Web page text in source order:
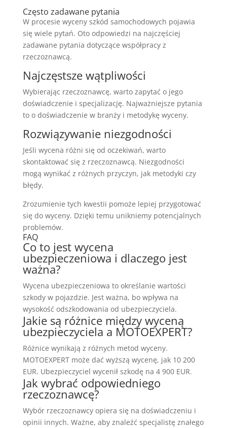
Często zadawane pytania
W procesie wyceny szkód samochodowych pojawia
się wiele pytań. Oto odpowiedzi na najczęściej
zadawane pytania dotyczące współpracy z
rzeczoznawcą.
Najczęstsze wątpliwości
Wybierając rzeczoznawcę, warto zapytać o jego
doświadczenie i specjalizację. Najważniejsze pytania
to o doświadczenie w branży i metodykę wyceny.
Rozwiązywanie niezgodności
Jeśli wycena różni się od oczekiwań, warto
skontaktować się z rzeczoznawcą. Niezgodności
mogą wynikać z różnych przyczyn, jak metodyki czy
błędy.
Zrozumienie tych kwestii pomoże lepiej przygotować
się do wyceny. Dzięki temu unikniemy potencjalnych
problemów.
FAQ
Co to jest wycena
ubezpieczeniowa i dlaczego jest
ważna?
Wycena ubezpieczeniowa to określanie wartości
szkody w pojazdzie. Jest ważna, bo wpływa na
wysokość odszkodowania od ubezpieczyciela.
Jakie są różnice między wyceną
ubezpieczyciela a MOTOEXPERT?
Różnice wynikają z różnych metod wyceny.
MOTOEXPERT może dać wyższą wycenę, jak 10 200
EUR. Ubezpieczyciel wycenił szkodę na 4 900 EUR.
Jak wybrać odpowiedniego
rzeczoznawcę?
Wybór rzeczoznawcy opiera się na doświadczeniu i
opinii innych. Ważne, aby znaleźć specjalistę znałego